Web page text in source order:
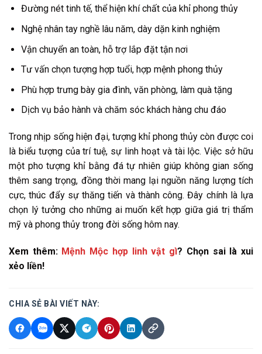
Đường nét tinh tế, thể hiện khí chất của khỉ phong thủy
Nghệ nhân tay nghề lâu năm, dày dặn kinh nghiệm
Vận chuyển an toàn, hỗ trợ lắp đặt tận nơi
Tư vấn chọn tượng hợp tuổi, hợp mệnh phong thủy
Phù hợp trưng bày gia đình, văn phòng, làm quà tặng
Dịch vụ bảo hành và chăm sóc khách hàng chu đáo
Trong nhịp sống hiện đại, tượng khỉ phong thủy còn được coi
là biểu tượng của trí tuệ, sự linh hoạt và tài lộc. Việc sở hữu
một pho tượng khỉ bằng đá tự nhiên giúp không gian sống
thêm sang trọng, đồng thời mang lại nguồn năng lượng tích
cực, thúc đẩy sự thăng tiến và thành công. Đây chính là lựa
chọn lý tưởng cho những ai muốn kết hợp giữa giá trị thẩm
mỹ và phong thủy trong đời sống hôm nay.
Xem thêm: Mệnh Mộc hợp linh vật gì? Chọn sai là xui
xẻo liền!
CHIA SẺ BÀI VIẾT NÀY: